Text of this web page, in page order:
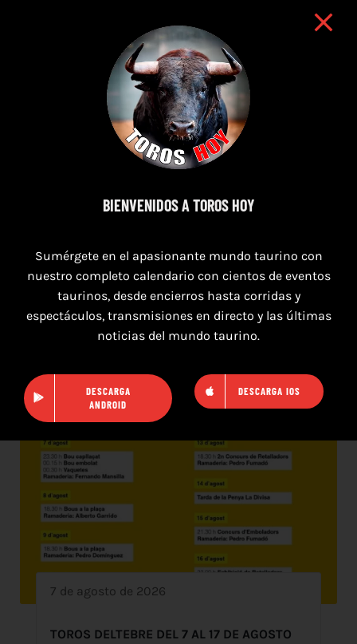
7 de agosto de 2026
TORO CASINOS 7,8 Y 9 DE AGOSTO 2026
7 de agosto de 2026
TOROS DELTEBRE DEL 7 AL 17 DE AGOSTO
BIENVENIDOS A TOROS HOY
Sumérgete en el apasionante mundo taurino con
nuestro completo calendario con cientos de eventos
taurinos, desde encierros hasta corridas y
espectáculos, transmisiones en directo y las últimas
noticias del mundo taurino.
DESCARGA
ANDROID
DESCARGA IOS